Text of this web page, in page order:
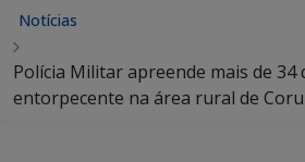
Notícias
Polícia Militar apreende mais de 34
entorpecente na área rural de